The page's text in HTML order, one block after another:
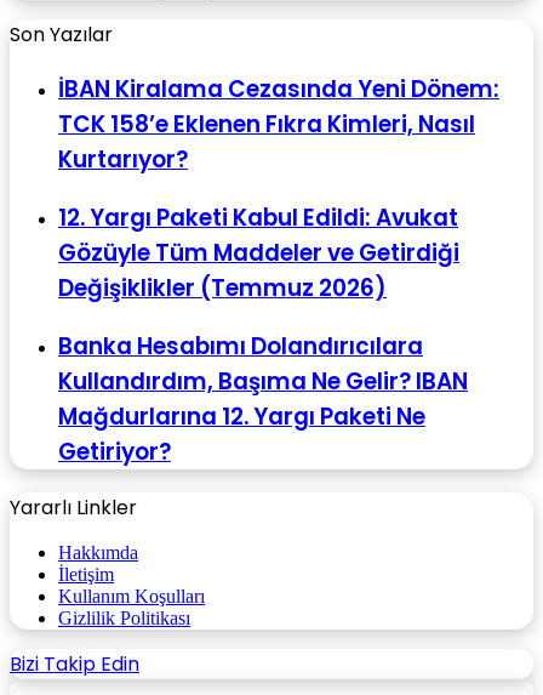
Son Yazılar
İBAN Kiralama Cezasında Yeni Dönem:
TCK 158’e Eklenen Fıkra Kimleri, Nasıl
Kurtarıyor?
12. Yargı Paketi Kabul Edildi: Avukat
Gözüyle Tüm Maddeler ve Getirdiği
Değişiklikler (Temmuz 2026)
Banka Hesabımı Dolandırıcılara
Kullandırdım, Başıma Ne Gelir? IBAN
Mağdurlarına 12. Yargı Paketi Ne
Getiriyor?
Yararlı Linkler
Hakkımda
İletişim
Kullanım Koşulları
Gizlilik Politikası
Bizi Takip Edin